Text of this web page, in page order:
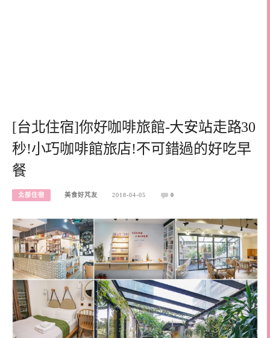
[台北住宿]你好咖啡旅館-大安站走路30
秒!小巧咖啡館旅店!不可錯過的好吃早
餐
北部住宿 美食好芃友 2018-04-05 0